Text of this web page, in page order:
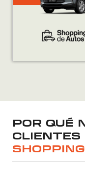
POR QUÉ
CLIENTES